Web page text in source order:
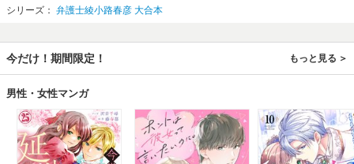
シリーズ： 弁護士綾小路春彦 大合本
今だけ！期間限定！ もっと見る
男性・女性マンガ